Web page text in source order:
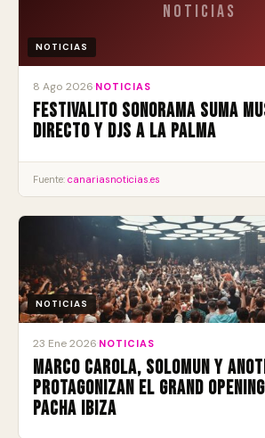
Noticias
NOTICIAS
8 Ago 2026 NOTICIAS
Festivalito Sonorama suma
directo y DJs a La Palma
Fuente: canariasnoticias.es
NOTICIAS
23 Ene 2026 NOTICIAS
Marco Carola, Solomun y
protagonizan el Grand Opening
Pacha Ibiza